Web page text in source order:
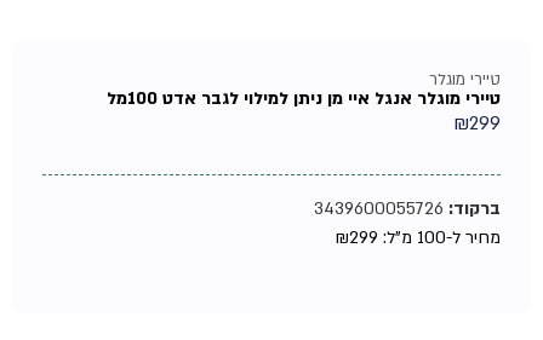
טיירי מוגלר
טיירי מוגלר אנגל איי מן ניתן למילוי לגבר אדט 100מל
₪299
ברקוד:3439600055726
מחיר ל-100 מ"ל:
₪299